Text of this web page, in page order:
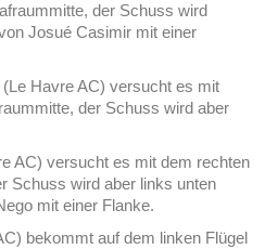
der Schuss wird
Josué Casimir mit einer
Havre AC) versucht es mit
der Schuss wird aber
AC) versucht es mit dem rechten
Schuss wird aber links unten
mit einer Flanke.
bekommt auf dem linken Flügel